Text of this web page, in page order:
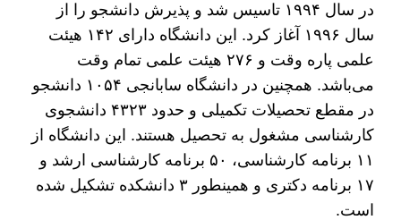
در سال ۱۹۹۴ تاسیس شد و پذیرش دانشجو را از
سال ۱۹۹۶ آغاز کرد. این دانشگاه دارای ۱۴۲ هیئت
علمی پاره وقت و ۲۷۶ هیئت علمی تمام وقت
می‌باشد. همچنین در دانشگاه سابانجی ۱۰۵۴ دانشجو
در مقطع تحصیلات تکمیلی و حدود ۴۳۲۳ دانشجوی
کارشناسی مشغول به تحصیل هستند. این دانشگاه از
۱۱ برنامه کارشناسی، ۵۰ برنامه کارشناسی ارشد و
۱۷ برنامه دکتری و همینطور ۳ دانشکده تشکیل شده
است.